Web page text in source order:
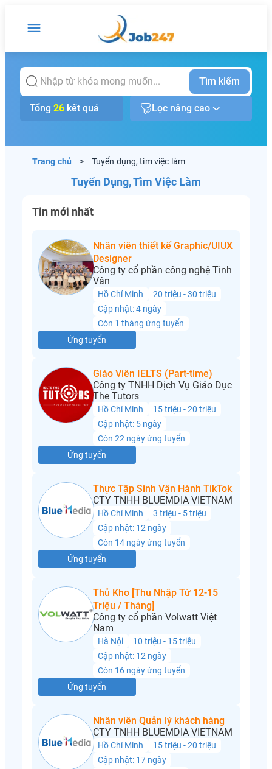
Tìm kiếm
Tổng 26 kết quả Lọc nâng cao
Trang chủ > Tuyển dụng, tìm việc làm
Tuyển Dụng, Tìm Việc Làm
Tin mới nhất
Nhân viên thiết kế Graphic/UIUX
Designer
Công ty cổ phần công nghệ Tinh
Vân
Hồ Chí Minh
20 triệu - 30 triệu
Cập nhật: 4 ngày
Còn 1 tháng ứng tuyển
Ứng tuyển
Giáo Viên IELTS (Part-time)
Công ty TNHH Dịch Vụ Giáo Dục
The Tutors
Hồ Chí Minh
15 triệu - 20 triệu
Cập nhật: 5 ngày
Còn 22 ngày ứng tuyển
Ứng tuyển
Thực Tập Sinh Vận Hành TikTok
CTY TNHH BLUEMDIA VIETNAM
Hồ Chí Minh
3 triệu - 5 triệu
Cập nhật: 12 ngày
Còn 14 ngày ứng tuyển
Ứng tuyển
Thủ Kho [Thu Nhập Từ 12-15
Triệu / Tháng]
Công ty cổ phần Volwatt Việt
Nam
Hà Nội
10 triệu - 15 triệu
Cập nhật: 12 ngày
Còn 16 ngày ứng tuyển
Ứng tuyển
Nhân viên Quản lý khách hàng
CTY TNHH BLUEMDIA VIETNAM
Hồ Chí Minh
15 triệu - 20 triệu
Cập nhật: 17 ngày